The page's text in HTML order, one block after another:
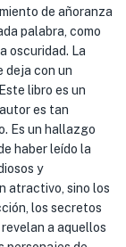
de añoranza
palabra, como
oscuridad. La
deja con un
libro es un
es tan
Es un hallazgo
haber leído la
y
atractivo, sino los
los secretos
a aquellos